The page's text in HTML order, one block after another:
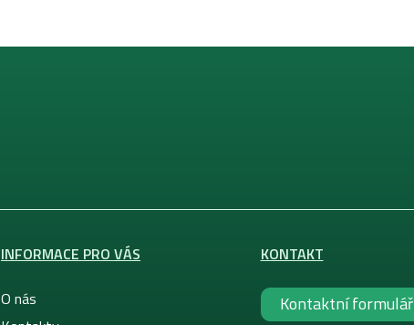
INFORMACE PRO VÁS
O nás
KONTAKT
Kontaktní formulář